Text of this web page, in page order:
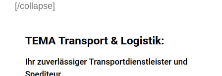
[/collapse]